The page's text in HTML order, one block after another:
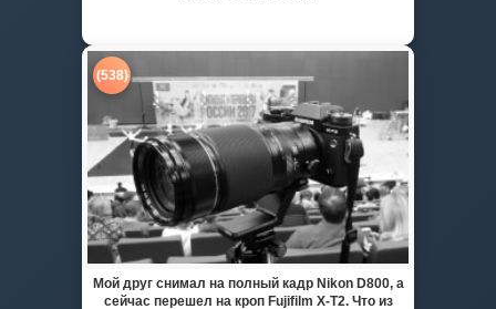
(538)
Мой друг снимал на полный кадр Nikon D800, а
сейчас перешел на кроп Fujifilm X-T2. Что из